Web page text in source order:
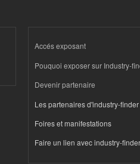
Accés exposant
Pouquoi exposer sur Industry-
Devenir partenaire
Les partenaires d'industry-finder
Foires et manifestations
Faire un lien avec industry-finder